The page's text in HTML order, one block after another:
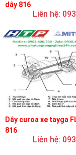
dây 816
Liên hệ:
Dây curoa xe tayga
816
Liên hệ: